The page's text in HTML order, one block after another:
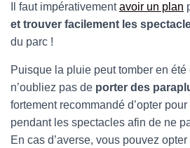
Il faut impérativementavoir un plan
et trouver facilement les
du parc !
Puisque la pluie peut tomber en été
n’oubliez pas de porter des
fortement recommandé d’opter
pendant les spectacles afin de ne
En cas d’averse, vous pouvez